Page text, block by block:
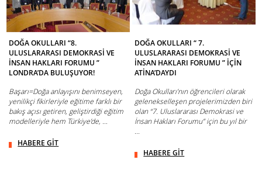
DOĞA OKULLARI “8.
ULUSLARARASI DEMOKRASİ VE
İNSAN HAKLARI FORUMU ”
LONDRA’DA BULUŞUYOR!
Başarı=Doğa anlayışını benimseyen,
yenilikçi fikirleriyle eğitime farklı bir
bakış açısı getiren, geliştirdiği eğitim
modelleriyle hem Türkiye’de, ...
HABERE GİT
DOĞA OKULLARI “ 7.
ULUSLARARASI DEMOKRASİ VE
İNSAN HAKLARI FORUMU ” İÇİN
ATİNA’DAYDI
Doğa Okulları’nın öğrencileri olarak
gelenekselleşen projelerimizden biri
olan “7. Uluslararası Demokrasi ve
İnsan Hakları Forumu” için bu yıl bir
...
HABERE GİT